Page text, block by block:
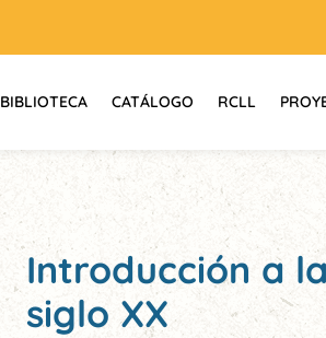
BIBLIOTECA CATÁLOGO RCLL
Introducción a
siglo XX